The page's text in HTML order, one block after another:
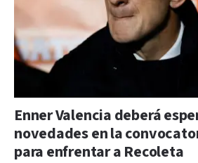
Enner Valencia deberá
novedades en la
para enfrentar a Recoleta